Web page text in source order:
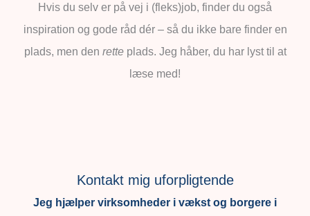
Hvis du selv er på vej i (fleks)job, finder du også
inspiration og gode råd dér – så du ikke bare finder en
plads, men den retteplads. Jeg håber, du har lyst til at
læse med!
Kontakt mig uforpligtende
Jeg hjælper virksomheder i vækst og borgere i